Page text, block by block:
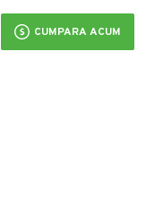
CUMPARA ACUM